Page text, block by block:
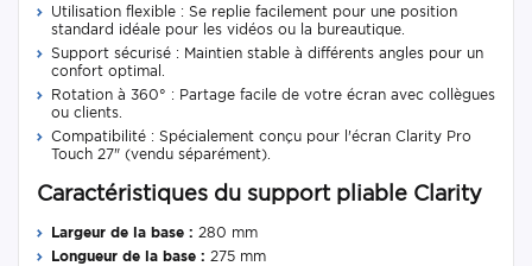
Utilisation flexible : Se replie facilement pour une position
standard idéale pour les vidéos ou la bureautique.
Support sécurisé : Maintien stable à différents angles pour un
confort optimal.
Rotation à 360° : Partage facile de votre écran avec collègues
ou clients.
Compatibilité : Spécialement conçu pour l'écran Clarity Pro
Touch 27" (vendu séparément).
Caractéristiques du support pliable Clarity
Largeur de la base : 280 mm
Longueur de la base : 275 mm